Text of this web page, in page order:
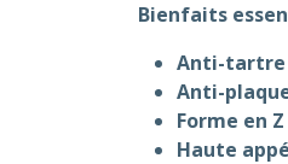
Bienfaits
Anti-tartre
Anti-
Forme en
Haute